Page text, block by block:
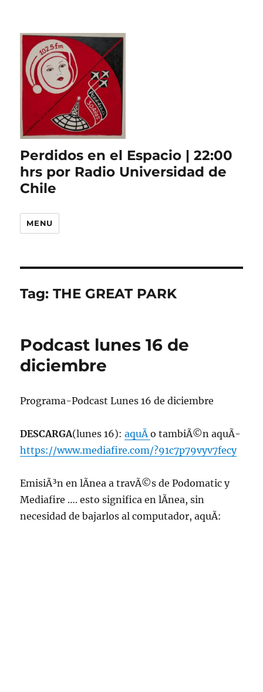
Perdidos en el Espacio | 22:00
hrs por Radio Universidad de
Chile
MENU
Tag:THE GREAT PARK
Podcast lunes 16 de
diciembre
Programa-Podcast Lunes 16 de diciembre
DESCARGA(lunes 16):aquÃ­o tambiÃ©n aquÃ­
https://www.mediafire.com/?91c7p79vyv7fecy
EmisiÃ³n en lÃ­nea a travÃ©s de Podomatic y
Mediafire …. esto significa en lÃ­nea, sin
necesidad de bajarlos al computador, aquÃ­: